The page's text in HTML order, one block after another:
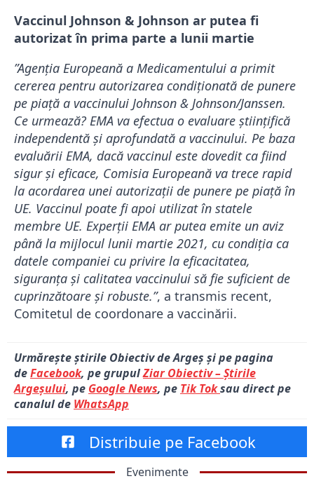
Vaccinul Johnson & Johnson ar putea fi
autorizat în prima parte a lunii martie
”Agenţia Europeană a Medicamentului a primit
cererea pentru autorizarea condiţionată de punere
pe piaţă a vaccinului Johnson & Johnson/Janssen.
Ce urmează? EMA va efectua o evaluare ştiinţifică
independentă şi aprofundată a vaccinului. Pe baza
evaluării EMA, dacă vaccinul este dovedit ca fiind
sigur şi eficace, Comisia Europeană va trece rapid
la acordarea unei autorizaţii de punere pe piaţă în
UE. Vaccinul poate fi apoi utilizat în statele
membre UE. Experţii EMA ar putea emite un aviz
până la mijlocul lunii martie 2021, cu condiţia ca
datele companiei cu privire la eficacitatea,
siguranţa şi calitatea vaccinului să fie suficient de
cuprinzătoare şi robuste.”, a transmis recent,
Comitetul de coordonare a vaccinării.
Urmărește știrile Obiectiv de Argeș și pe pagina
deFacebook, pe grupulZiar Obiectiv – Știrile
Argeșului, pe Google News, pe Tik Toksau direct pe
canalul de WhatsApp
Distribuie pe Facebook
Evenimente